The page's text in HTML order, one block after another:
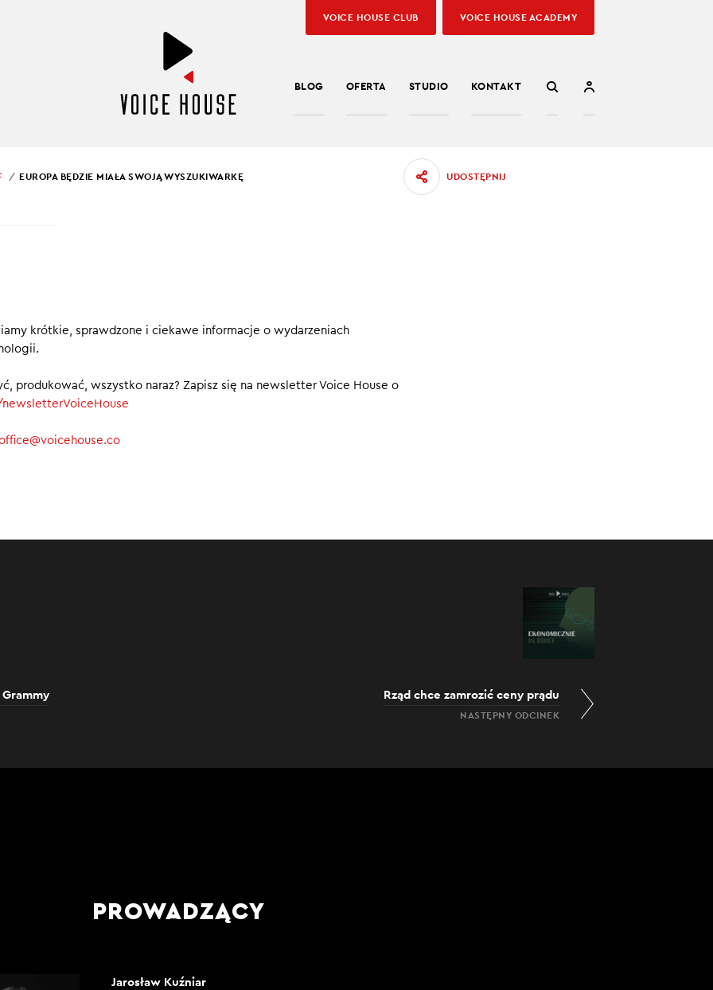
BLOG OFERTA STUDIO KONTAKT
VOICE HOUSE CLUB VOICE HOUSE ACADEMY
Technologicznie in Brief:
rekordy po zwycięstwie Trumpa
Piotra w Rzymie ma cyfrowego bliźniaka
EUROPA BĘDZIE MIAŁA SWOJĄ WYSZUKIWARKĘ UDOSTĘPNIJ
krótkie, sprawdzone i ciekawe informacje o wydarzeniach
produkować, wszystko naraz? Zapisz się na newsletter Voice House o
Rząd chce zamrozić ceny prądu
NASTĘPNY ODCINEK
PROWADZĄCY
Jarosław Kuźniar